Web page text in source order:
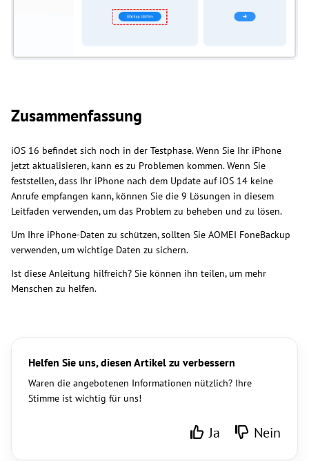
Zusammenfassung
iOS 16 befindet sich noch in der Testphase. Wenn Sie Ihr iPhone
jetzt aktualisieren, kann es zu Problemen kommen. Wenn Sie
feststellen, dass Ihr iPhone nach dem Update auf iOS 14 keine
Anrufe empfangen kann, können Sie die 9 Lösungen in diesem
Leitfaden verwenden, um das Problem zu beheben und zu lösen.
Um Ihre iPhone-Daten zu schützen, sollten Sie AOMEI FoneBackup
verwenden, um wichtige Daten zu sichern.
Ist diese Anleitung hilfreich? Sie können ihn teilen, um mehr
Menschen zu helfen.
Helfen Sie uns, diesen Artikel zu verbessern
Waren die angebotenen Informationen nützlich? Ihre
Stimme ist wichtig für uns!
Ja Nein